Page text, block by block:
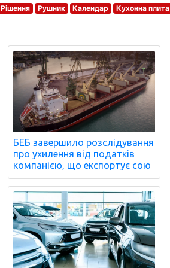
Рішення Рушник Календар Кухонна плита
БЕБ завершило розслідування
про ухилення від податків
компанією, що експортує сою